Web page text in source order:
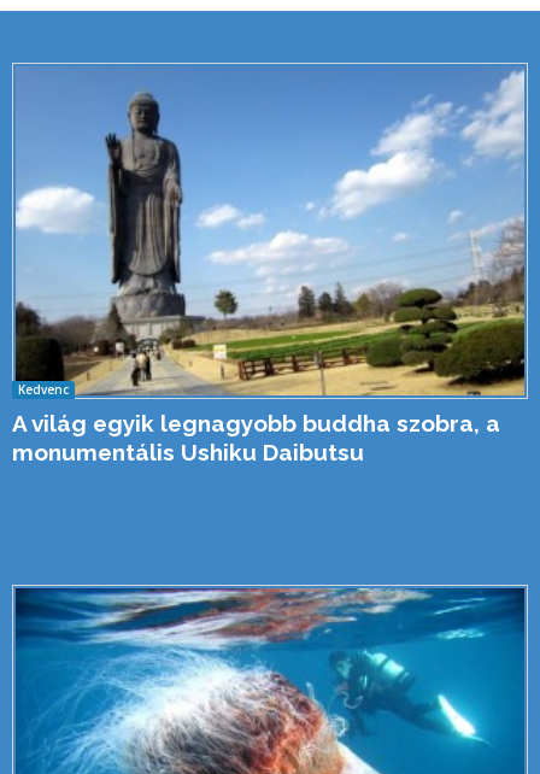
Kedvenc
A világ egyik legnagyobb buddha szobra, a
monumentális Ushiku Daibutsu